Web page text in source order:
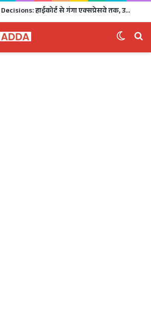
Dhami Cabinet Decisions: हाईकोर्ट से गंगा एक्सप्रेसवे तक, उत्तराखंड कैबिनेट के बड़े फैसले Click